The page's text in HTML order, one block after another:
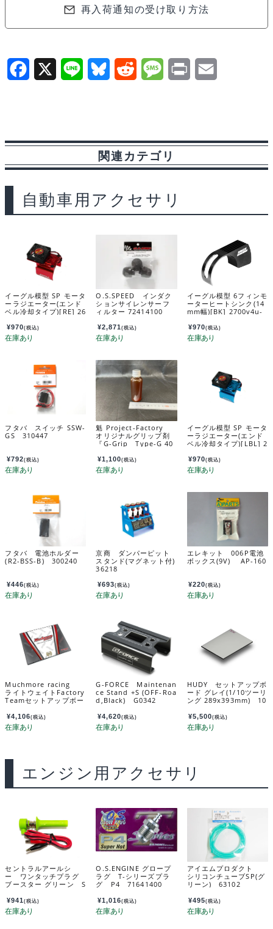
再入荷通知の受け取り方法
o
X B
s
y
R
i
M
a
e
P
関連カテゴリ
自動車用アクセサリ
イーグル模型 SP モータ
ーラジエーター(エンド
ベル冷却タイプ)[RE] 26
¥970(税込)
O.S.SPEED インダク
ションサイレンサーフ
ィルター 72414100
¥2,871(税込)
イーグル模型 6フィンモ
ーターヒートシンク(14
mm幅)[BK] 2700v4u-
¥970(税込)
フタバ スイッチ SSW-
GS 310447
¥792(税込)
魁 Project-Factory
オリジナルグリップ剤
『G-Grip Type-G 40
用）※塗布用缶別売り/
原液のみ SO-GR
¥1,100(税込)
イーグル模型 SP モータ
ーラジエーター(エンド
ベル冷却タイプ)[LBL] 2
¥970(税込)
フタバ 電池ホルダー
(R2-BSS-B) 300240
¥446(税込)
京商 ダンパーピット
スタンド(マグネット付)
36218
¥693(税込)
エレキット 006P電池
ボックス(9V) AP-160
¥220(税込)
Muchmore racing
ライトウェイトFactory
Teamセットアップボー
(320×420) MR-LBSF
V4
¥4,106(税込)
G-FORCE Maintenan
ce Stand +S (OFF-Roa
d,Black) G0342
¥4,620(税込)
HUDY セットアップボ
ード グレイ(1/10ツーリ
ング 289x393mm) 10
¥5,500(税込)
エンジン用アクセサリ
セントラルアールシ
ー ワンタッチプラグ
ブースター グリーン S
¥941(税込)
O.S.ENGINE グロープ
ラグ T-シリーズプラ
グ P4 71641400
¥1,016(税込)
アイエムプロダクト
シリコンチューブSP(グ
リーン) 63102
¥495(税込)